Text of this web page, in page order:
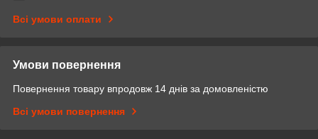
Всі умови оплати
Умови повернення
Повернення товару впродовж 14 днів за домовленістю
Всі умови повернення